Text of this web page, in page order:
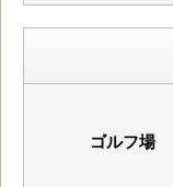
ゴルフ場